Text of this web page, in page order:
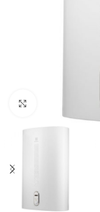
Нажмите,